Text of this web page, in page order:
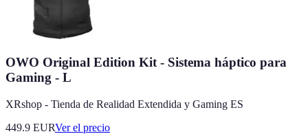
OWO Original Edition Kit - Sistema háptico para
Gaming - L
XRshop - Tienda de Realidad Extendida y Gaming ES
449.9 EURVer el precio